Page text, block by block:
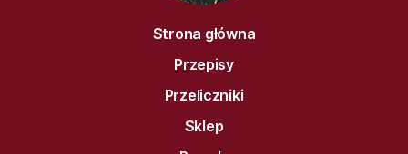
Strona główna
Przepisy
Przeliczniki
Sklep